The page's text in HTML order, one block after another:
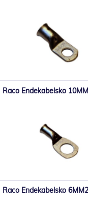
Raco Endekabelsko
Raco Endekabelsko